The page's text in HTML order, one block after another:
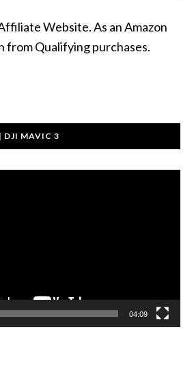
Website. As an Amazon
from Qualifying purchases.
DJI MAVIC 3
04:09